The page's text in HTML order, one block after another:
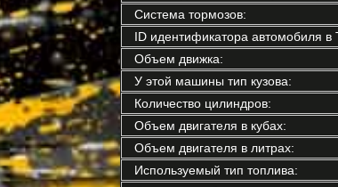
Система тормозов:
ID идентификатора автомобиля в
Объем движка:
У этой машины тип кузова:
Количество цилиндров:
Объем двигателя в кубах:
Объем двигателя в литрах:
Используемый тип топлива: